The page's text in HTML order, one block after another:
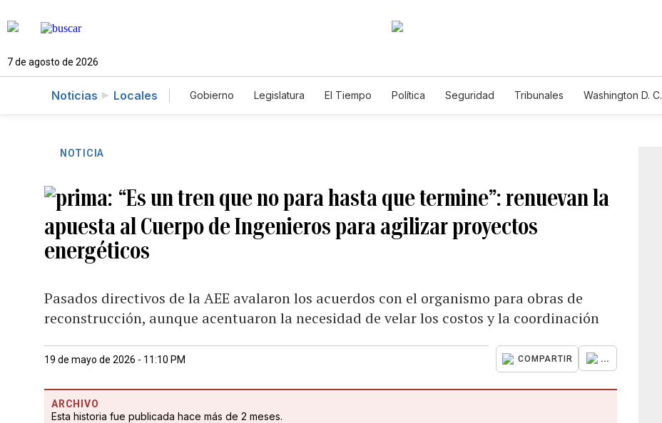
7 de agosto de 2026
Noticias Locales Gobierno Legislatura El Tiempo Política Seguridad Tribunales Washington D. C.
NOTICIA
“Es un tren que no para hasta que termine”: renuevan la
apuesta al Cuerpo de Ingenieros para agilizar proyectos
energéticos
Pasados directivos de la AEE avalaron los acuerdos con el organismo para obras de
reconstrucción, aunque acentuaron la necesidad de velar los costos y la coordinación
19 de mayo de 2026 - 11:10 PM COMPARTIR ...
ARCHIVO
Esta historia fue publicada hace más de 2 meses.